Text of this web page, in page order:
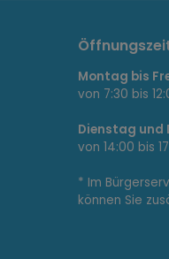
Montag bis
von 7:30 bis
Dienstag und
von 14:00 bis
* Im
können Sie